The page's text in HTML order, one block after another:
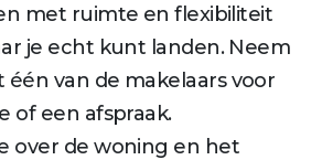
met ruimte en flexibiliteit
je echt kunt landen. Neem
van de makelaars voor
of een afspraak.
over de woning en het